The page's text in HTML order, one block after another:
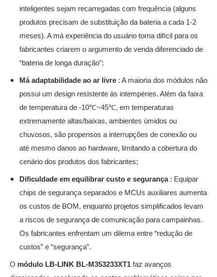
inteligentes sejam recarregadas com frequência (alguns
produtos precisam de substituição da bateria a cada 1-2
meses). A má experiência do usuário torna difícil para os
fabricantes criarem o argumento de venda diferenciado de
“bateria de longa duração”;
Má adaptabilidade ao ar livre : A maioria dos módulos não
possui um design resistente às intempéries. Além da faixa
de temperatura de -10℃~45℃, em temperaturas
extremamente altas/baixas, ambientes úmidos ou
chuvosos, são propensos a interrupções de conexão ou
até mesmo danos ao hardware, limitando a cobertura do
cenário dos produtos dos fabricantes;
Dificuldade em equilibrar custo e segurança : Equipar
chips de segurança separados e MCUs auxiliares aumenta
os custos de BOM, enquanto projetos simplificados levam
a riscos de segurança de comunicação para campainhas.
Os fabricantes enfrentam um dilema entre “redução de
custos” e “segurança”.
O módulo LB-LINK BL-M353233XT1 faz avanços